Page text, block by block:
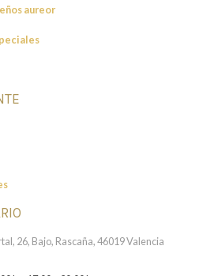
aureor
26, Bajo, Rascaña, 46019 Valencia